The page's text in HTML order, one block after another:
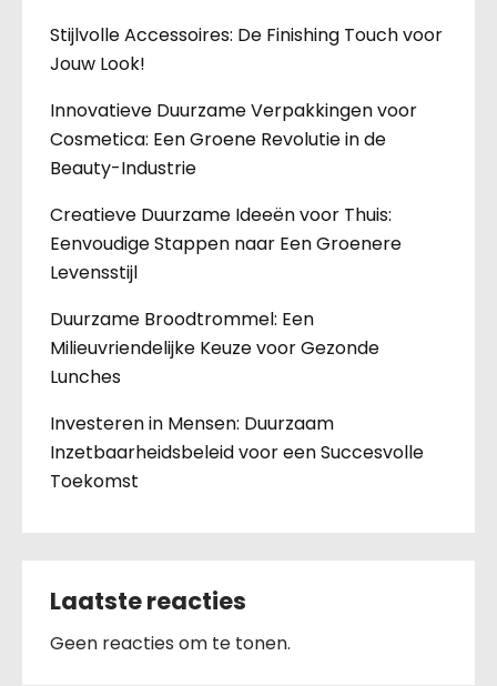
Stijlvolle Accessoires: De Finishing Touch voor
Jouw Look!
Innovatieve Duurzame Verpakkingen voor
Cosmetica: Een Groene Revolutie in de
Beauty-Industrie
Creatieve Duurzame Ideeën voor Thuis:
Eenvoudige Stappen naar Een Groenere
Levensstijl
Duurzame Broodtrommel: Een
Milieuvriendelijke Keuze voor Gezonde
Lunches
Investeren in Mensen: Duurzaam
Inzetbaarheidsbeleid voor een Succesvolle
Toekomst
Laatste reacties
Geen reacties om te tonen.